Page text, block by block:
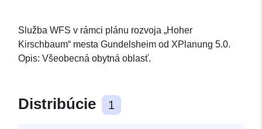
Služba WFS v rámci plánu rozvoja „Hoher
Kirschbaum“ mesta Gundelsheim od XPlanung 5.0.
Opis: Všeobecná obytná oblasť.
Distribúcie 1